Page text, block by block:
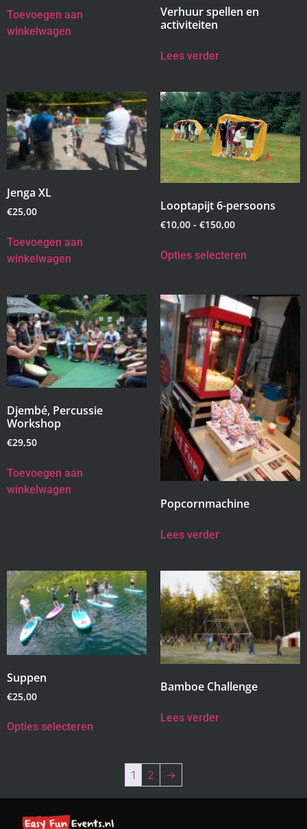
Toevoegen aan
winkelwagen
Verhuur spellen en
activiteiten
Lees verder
Jenga XL
€25,00
Toevoegen aan
winkelwagen
Looptapijt 6-persoons
€10,00 - €150,00
Opties selecteren
Djembé, Percussie
Workshop
€29,50
Toevoegen aan
winkelwagen
Popcornmachine
Lees verder
Suppen
€25,00
Opties selecteren
Bamboe Challenge
Lees verder
1 2 →